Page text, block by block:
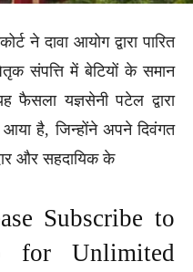
ने दावा आयोग द्वारा पारित
संपत्ति में बेटियों के समान
फैसला यज्ञसेनी पटेल द्वारा
है, जिन्होंने अपने दिवंगत
और सहदायिक के
Subscribe to
for Unlimited